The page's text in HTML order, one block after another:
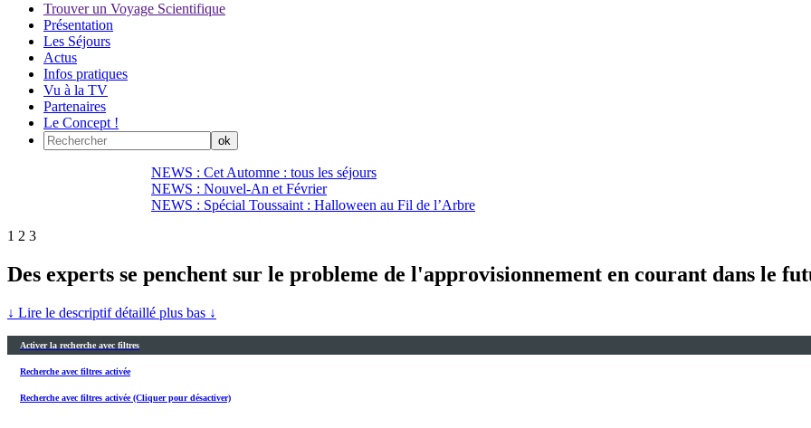
Trouver un Voyage Scientifique
Présentation
Les Séjours
Actus
Infos pratiques
Vu à la TV
Partenaires
Le Concept !
NEWS : Cet Automne : tous les séjours
NEWS : Nouvel-An et Février
NEWS : Spécial Toussaint : Halloween au Fil de l’Arbre
1 2 3
Des experts se penchent sur le probleme de l'approvisionnement en courant dans le
↓ Lire le descriptif détaillé plus bas ↓
Activer la recherche avec filtres
Recherche avec filtres activée
Recherche avec filtres activée (Cliquer pour désactiver)